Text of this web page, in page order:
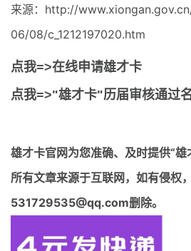
来源：http://
06/08/c_1212197020.htm
点我=>在线申请雄才卡
点我=>"雄才卡"历届审核通过
雄才卡官网为您准确、及时提供“雄
所有文章来源于互联网，如有侵权
531729535@qq.com删除。